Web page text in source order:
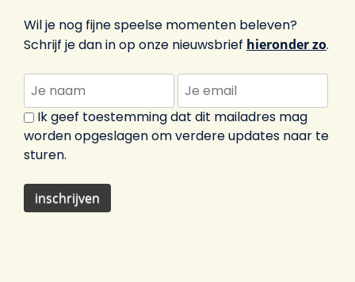
Wil je nog fijne speelse momenten beleven?
Schrijf je dan in op onze nieuwsbrief hieronder zo.
Ik geef toestemming dat dit mailadres mag
worden opgeslagen om verdere updates naar te
sturen.